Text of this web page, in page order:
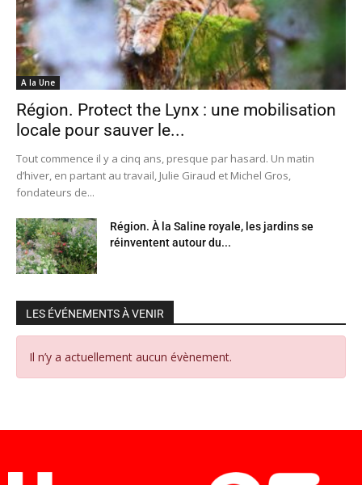
A la Une
Région. Protect the Lynx : une mobilisation
locale pour sauver le...
Tout commence il y a cinq ans, presque par hasard. Un matin
d’hiver, en partant au travail, Julie Giraud et Michel Gros,
fondateurs de...
Région. À la Saline royale, les jardins se
réinventent autour du...
LES ÉVÉNEMENTS À VENIR
Il n’y a actuellement aucun évènement.